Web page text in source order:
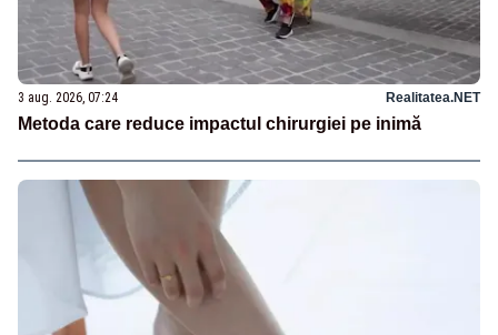
3 aug. 2026, 07:24 Realitatea.NET
Metoda care reduce impactul chirurgiei pe inimă